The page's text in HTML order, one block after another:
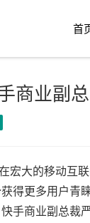
首
商业副
大的移动互联
得更多用户青
手商业副总裁